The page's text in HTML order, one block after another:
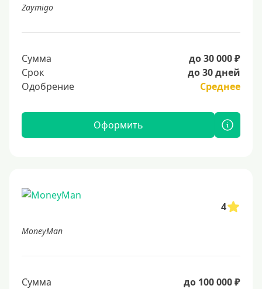
Zaymigo
Сумма
до 30 000 ₽
Срок
до 30 дней
Одобрение
Среднее
Оформить
4
MoneyMan
Сумма
до 100 000 ₽